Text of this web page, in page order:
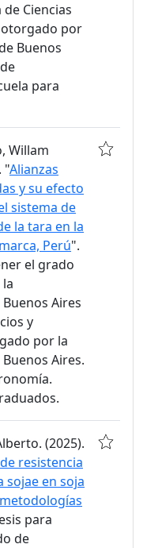
Ciencias
por
Buenos
para
Willam
"Alianzas
y su efecto
sistema de
la tara en la
Perú".
el grado
Aires
y
por la
Aires.
(2025).
resistencia
sojae en soja
para
de